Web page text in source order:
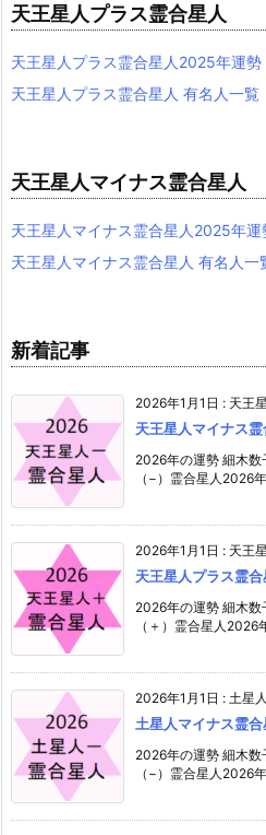
天王星人プラス霊合星人
天王星人プラス霊合星人2025年運勢
天王星人プラス霊合星人 有名人一覧
天王星人マイナス霊合星人
天王星人マイナス霊合星人2025年運
天王星人マイナス霊合星人 有名人一
新着記事
2026年1月1日 : 天王
天王星人マイナス
2026年の運勢 細木数
（−）霊合星人2026
2026年1月1日 : 天王
天王星人プラス霊
2026年の運勢 細木数
（＋）霊合星人2026
2026年1月1日 : 土星
土星人マイナス霊
2026年の運勢 細木数
（−）霊合星人2026